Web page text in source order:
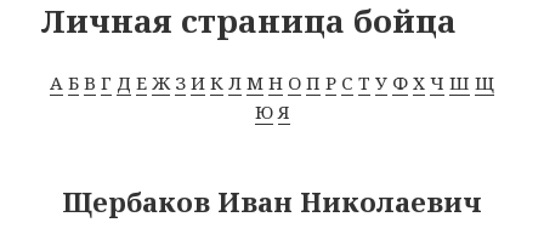
Личная страница бойца
А Б В Г Д Е Ж З И К Л М Н О П Р С Т У Ф Х Ч Ш Щ
Ю Я
Щербаков Иван Николаевич